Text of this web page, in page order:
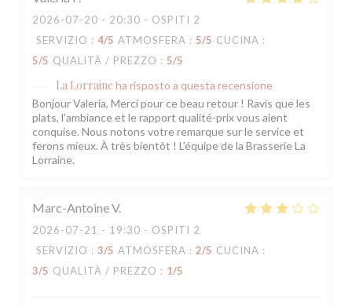
2026-07-20 - 20:30 - OSPITI 2
SERVIZIO : 4/5 ATMOSFERA : 5/5 CUCINA :
5/5 QUALITÀ / PREZZO : 5/5
La Lorraine ha risposto a questa recensione
Bonjour Valeria, Merci pour ce beau retour ! Ravis que les
plats, l'ambiance et le rapport qualité-prix vous aient
conquise. Nous notons votre remarque sur le service et
ferons mieux. À très bientôt ! L'équipe de la Brasserie La
Lorraine.
Marc-AntoineV
2026-07-21 - 19:30 - OSPITI 2
SERVIZIO : 3/5 ATMOSFERA : 2/5 CUCINA :
3/5 QUALITÀ / PREZZO : 1/5